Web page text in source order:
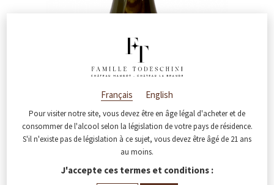
Français English
Pour visiter notre site, vous devez être en âge légal d'acheter et de
consommer de l'alcool selon la législation de votre pays de résidence.
S'il n'existe pas de législation à ce sujet, vous devez être âgé de 21 ans
au moins.
J'accepte ces termes et conditions :